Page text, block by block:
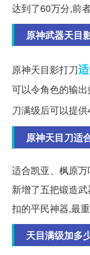
达到了60万分,前
原神武器天目
原神天目影打刀
可以令角色的输
刀满级后可以提
原神天目刀适
适合凯亚、枫原
新增了五把锻造
扣的平民神器,最
天目满级加多